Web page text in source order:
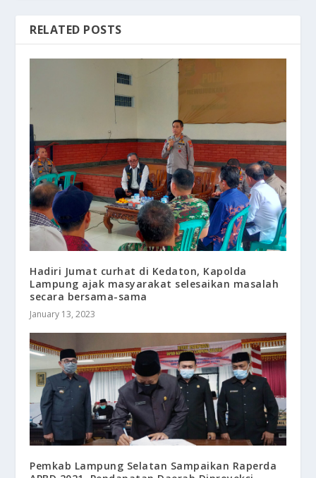
RELATED POSTS
Hadiri Jumat curhat di Kedaton, Kapolda
Lampung ajak masyarakat selesaikan masalah
secara bersama-sama
January 13, 2023
Pemkab Lampung Selatan Sampaikan Raperda